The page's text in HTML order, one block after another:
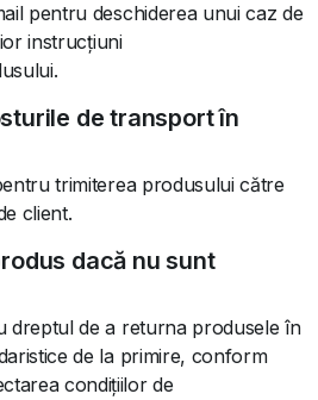
pentru deschiderea unui caz de
instrucțiuni
de transport în
trimiterea produsului către
client.
dacă nu sunt
dreptul de a returna produsele în
de la primire, conform
condițiilor de